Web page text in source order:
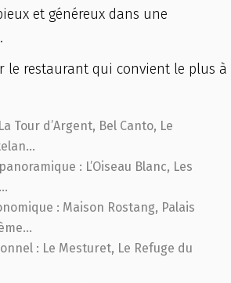
et généreux dans une
le restaurant qui convient le plus à
Tour d’Argent, Bel Canto, Le
: L’Oiseau Blanc, Les
: Maison Rostang, Palais
: Le Mesturet, Le Refuge du